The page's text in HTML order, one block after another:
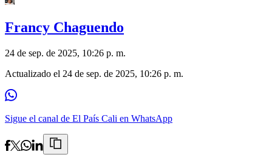
Francy Chaguendo
24 de sep. de 2025, 10:26 p. m.
Actualizado el 24 de sep. de 2025, 10:26 p. m.
Sigue el canal de El País Cali en WhatsApp